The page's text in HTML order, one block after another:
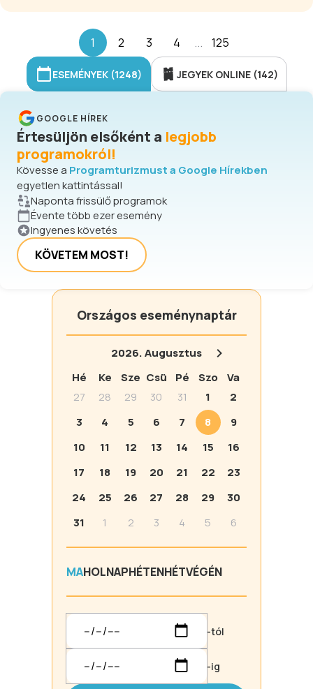
mindenkit szeretettel a különböző
rendezvényeken, fesztiválokon is a
Grillkirály standján.
1 2 3 4 ... 125
ESEMÉNYEK (1248) JEGYEK ONLINE (142)
GOOGLE HÍREK
Értesüljön elsőként a legjobb
programokról!
Kövesse a Programturizmust a Google Hírekben
egyetlen kattintással!
Naponta frissülő programok
Évente több ezer esemény
Ingyenes követés
KÖVETEM MOST!
Országos eseménynaptár
2026.Augusztus
Hé
Ke Sze Csü Pé Szo
Va
27
28 29 30 31 1
2
3
4 5 6 7 8
9
10
11 12 13 14 15
16
17
18 19 20 21 22
23
24
25 26 27 28 29
30
31
1 2 3 4 5 6
MAHOLNAPHÉTENHÉTVÉGÉN
-tól
-ig